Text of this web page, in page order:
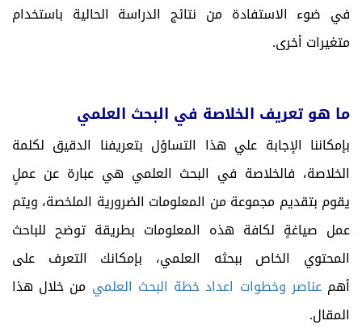
في ضوء الاستفادة من نتائج الدراسة الحالية باستخدام
متغيرات أخرى.
ما هو تعريف الخلاصة في البحث العلمي
بإمكاننا الإجابة علي هذا التساؤل بتعريفنا الدقيق لكلمة
الخلاصة، فالخلاصة في البحث العلمي هي عبارة عن عملٍ
يقوم بتقديم مجموعة من المعلومات الضرورية الملخصة، ويتم
عمل صياغةٍ لكافة هذه المعلومات بطريقة توضح للباحث
المحتوي الخاص ببحثه العلمي، بإمكانك التعرف على
أهمعناصر وخطوات اعداد خطة البحث العلمي من خلال هذا
المقال.